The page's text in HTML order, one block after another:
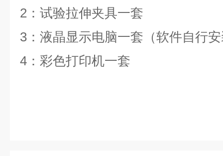
2 ：试验拉伸夹具一套
3 ：液晶显示电脑一套（软件自行
4 ：彩色打印机一套